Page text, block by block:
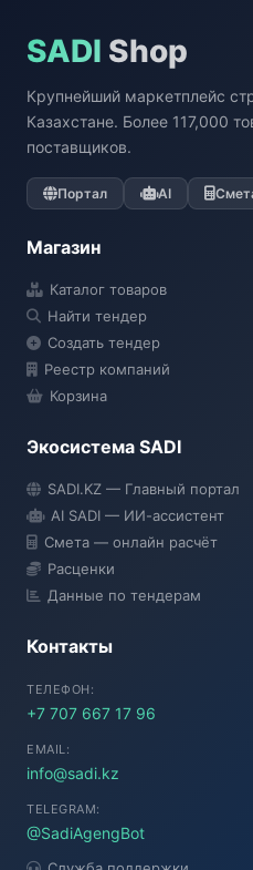
SADI Shop
Крупнейший маркетплейс
Казахстане. Более 117,000
поставщиков.
Портал AI
Магазин
Каталог товаров
Найти тендер
Создать тендер
Реестр компаний
Корзина
Экосистема SADI
SADI.KZ — Главный портал
AI SADI — ИИ-ассистент
Смета — онлайн расчёт
Расценки
Данные по тендерам
Контакты
ТЕЛЕФОН:
+7 707 667 17 96
EMAIL:
info@sadi.kz
TELEGRAM:
@SadiAgengBot
●